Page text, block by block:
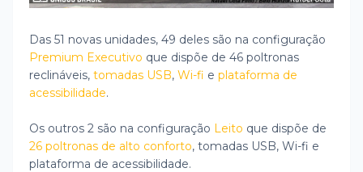
Das 51 novas unidades, 49 deles são na configuração
Premium Executivo que dispõe de 46 poltronas
reclináveis, tomadas USB, Wi-fi e plataforma de
acessibilidade.
Os outros 2 são na configuração Leito que dispõe de
26 poltronas de alto conforto, tomadas USB, Wi-fi e
plataforma de acessibilidade.